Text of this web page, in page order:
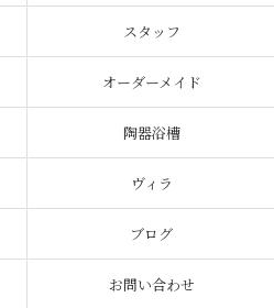
スタッフ
オーダーメイド
陶器浴槽
ヴィラ
ブログ
お問い合わせ